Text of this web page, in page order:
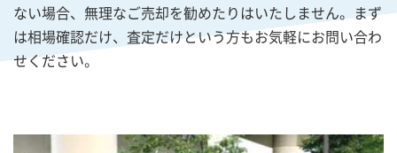
ない場合、無理なご売却を勧めたりはいたしません。まず
は相場確認だけ、査定だけという方もお気軽にお問い合わ
せください。